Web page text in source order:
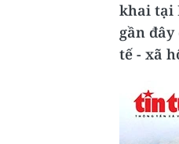
khai tại
gần
tế - xã